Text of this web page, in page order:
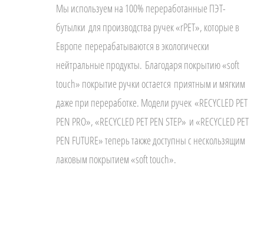
Мы используем на 100% переработанные ПЭТ-
бутылки для производства ручек «rPET», которые в
Европе перерабатываются в экологически
нейтральные продукты. Благодаря покрытию «soft
touch» покрытие ручки остается приятным и мягким
даже при переработке. Модели ручек «RECYCLED PET
PEN PRO», «RECYCLED PET PEN STEP» и «RECYCLED PET
PEN FUTURE» теперь также доступны с нескользящим
лаковым покрытием «soft touch».